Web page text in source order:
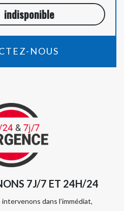
indisponible
NOUS
7J/7 ET 24H/24
intervenons dans l’immédiat,